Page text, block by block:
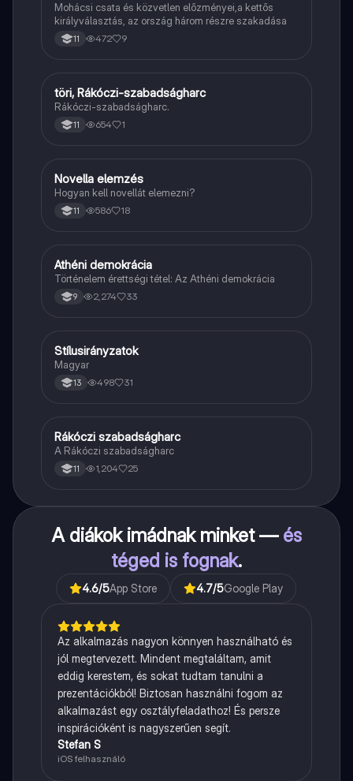
Mohácsi csata és közvetlen előzményei,a kettős
királyválasztás, az ország három részre szakadása
11 472 9
Töri
töri, Rákóczi-szabadságharc
Rákóczi-szabadságharc.
11 654 1
Magyar
Novella elemzés
Hogyan kell novellát elemezni?
11 586 18
Töri
Athéni demokrácia
Történelem érettségi tétel: Az Athéni demokrácia
9 2,274 33
Magyar
Stílusirányzatok
Magyar
13 498 31
Töri
Rákóczi szabadságharc
A Rákóczi szabadságharc
11 1,204 25
A diákok imádnak minket — és
téged is fognak.
4.6/5App Store 4.7/5Google Play
Az alkalmazás nagyon könnyen használható és
jól megtervezett. Mindent megtaláltam, amit
eddig kerestem, és sokat tudtam tanulni a
prezentációkból! Biztosan használni fogom az
alkalmazást egy osztályfeladathoz! És persze
inspirációként is nagyszerűen segít.
Stefan S
iOS felhasználó